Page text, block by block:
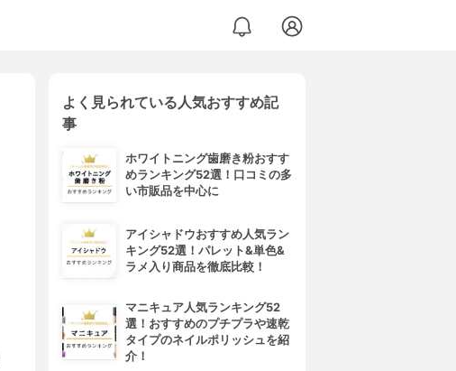
よく見られている人気おすすめ記
事
ホワイトニング歯磨き粉おすす
めランキング52選！口コミの多
い市販品を中心に
アイシャドウおすすめ人気ラン
キング52選！パレット&単色&
ラメ入り商品を徹底比較！
マニキュア人気ランキング52
選！おすすめのプチプラや速乾
タイプのネイルポリッシュを紹
介！